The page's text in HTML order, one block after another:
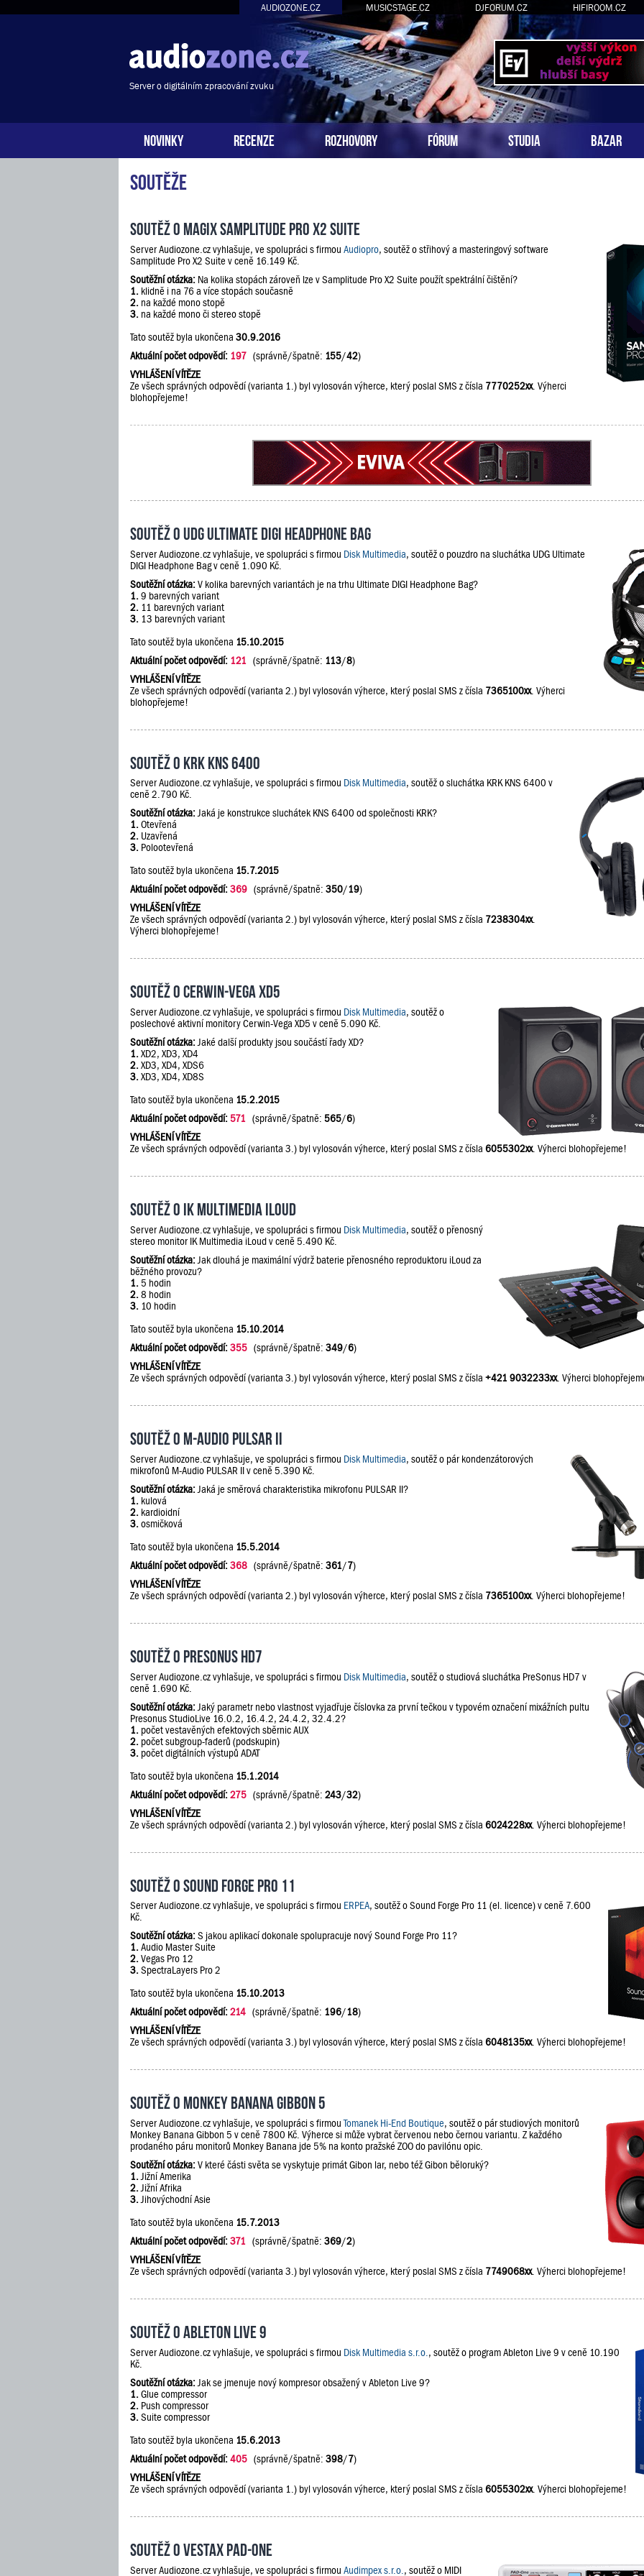
AUDIOZONE.CZ MUSICSTAGE.CZ DJFORUM.CZ HIFIROOM.CZ
Server o digitálním zpracování zvuku
NOVINKY RECENZE ROZHOVORY FÓRUM STUDIA BAZAR
Soutěže
Soutěž o Magix Samplitude Pro X2 Suite
Server Audiozone.cz vyhlašuje, ve spolupráci s firmou Audiopro, soutěž o střihový a masteringový software
Samplitude Pro X2 Suite v ceně 16.149 Kč.
Soutěžní otázka: Na kolika stopách zároveň lze v Samplitude Pro X2 Suite použít spektrální čištění?
1. klidně i na 76 a více stopách současně
2. na každé mono stopě
3. na každé mono či stereo stopě
Tato soutěž byla ukončena 30.9.2016
Aktuální počet odpovědí: 197 (správně/špatně: 155/42)
VYHLÁŠENÍ VÍTĚZE
Ze všech správných odpovědí (varianta 1.) byl vylosován výherce, který poslal SMS z čísla 7770252xx. Výherci
blohopřejeme!
Soutěž o UDG Ultimate DIGI Headphone Bag
Server Audiozone.cz vyhlašuje, ve spolupráci s firmou Disk Multimedia, soutěž o pouzdro na sluchátka UDG Ultimate
DIGI Headphone Bag v ceně 1.090 Kč.
Soutěžní otázka:V kolika barevných variantách je na trhu Ultimate DIGI Headphone Bag?
1. 9 barevných variant
2. 11 barevných variant
3. 13 barevných variant
Tato soutěž byla ukončena 15.10.2015
Aktuální počet odpovědí: 121 (správně/špatně: 113/8)
VYHLÁŠENÍ VÍTĚZE
Ze všech správných odpovědí (varianta 2.) byl vylosován výherce, který poslal SMS z čísla 7365100xx. Výherci
blohopřejeme!
Soutěž o KRK KNS 6400
Server Audiozone.cz vyhlašuje, ve spolupráci s firmou Disk Multimedia, soutěž o sluchátka KRK KNS 6400 v
ceně 2.790 Kč.
Soutěžní otázka:Jaká je konstrukce sluchátek KNS 6400 od společnosti KRK?
1.Otevřená
2. Uzavřená
3. Polootevřená
Tato soutěž byla ukončena 15.7.2015
Aktuální počet odpovědí:369 (správně/špatně: 350/19)
VYHLÁŠENÍ VÍTĚZE
Ze všech správných odpovědí (varianta 2.) byl vylosován výherce, který poslal SMS z čísla 7238304xx.
Výherci blohopřejeme!
Soutěž o Cerwin-Vega XD5
Server Audiozone.cz vyhlašuje, ve spolupráci s firmou Disk Multimedia, soutěž o
poslechové aktivní monitory Cerwin-Vega XD5 v ceně 5.090 Kč.
Soutěžní otázka: Jaké další produkty jsou součástí řady XD?
1. XD2, XD3, XD4
2. XD3, XD4, XDS6
3. XD3, XD4, XD8S
Tato soutěž byla ukončena 15.2.2015
Aktuální počet odpovědí:571 (správně/špatně: 565/6)
VYHLÁŠENÍ VÍTĚZE
Ze všech správných odpovědí (varianta 3.) byl vylosován výherce, který poslal SMS z čísla 6055302xx. Výherci blohopřejeme!
Soutěž o IK Multimedia iLoud
Server Audiozone.cz vyhlašuje, ve spolupráci s firmou Disk Multimedia, soutěž o přenosný
stereo monitor IK Multimedia iLoud v ceně 5.490 Kč.
Soutěžní otázka: Jak dlouhá je maximální výdrž baterie přenosného reproduktoru iLoud za
běžného provozu?
1. 5 hodin
2. 8 hodin
3. 10 hodin
Tato soutěž byla ukončena 15.10.2014
Aktuální počet odpovědí:355 (správně/špatně: 349/6)
VYHLÁŠENÍ VÍTĚZE
Ze všech správných odpovědí (varianta 3.) byl vylosován výherce, který poslal SMS z čísla +421 9032233xx. Výherci
Soutěž o M-Audio PULSAR II
Server Audiozone.cz vyhlašuje, ve spolupráci s firmou Disk Multimedia, soutěž o pár kondenzátorových
mikrofonů M-Audio PULSAR II v ceně 5.390 Kč.
Soutěžní otázka: Jaká je směrová charakteristika mikrofonu PULSAR II?
1. kulová
2. kardioidní
3. osmičková
Tato soutěž byla ukončena 15.5.2014
Aktuální počet odpovědí:368 (správně/špatně: 361/7)
VYHLÁŠENÍ VÍTĚZE
Ze všech správných odpovědí (varianta 2.) byl vylosován výherce, který poslal SMS z čísla 7365100xx. Výherci blohopřejeme!
Soutěž o PreSonus HD7
Server Audiozone.cz vyhlašuje, ve spolupráci s firmou Disk Multimedia, soutěž o studiová sluchátka PreSonus HD7 v
ceně 1.690 Kč.
Soutěžní otázka: Jaký parametr nebo vlastnost vyjadřuje číslovka za první tečkou v typovém označení mixážních pultu
Presonus StudioLive 16.0.2, 16.4.2, 24.4.2, 32.4.2?
1. počet vestavěných efektových sběrnic AUX
2. počet subgroup-faderů (podskupin)
3. počet digitálních výstupů ADAT
Tato soutěž byla ukončena 15.1.2014
Aktuální počet odpovědí:275 (správně/špatně: 243/32)
VYHLÁŠENÍ VÍTĚZE
Ze všech správných odpovědí (varianta 2.) byl vylosován výherce, který poslal SMS z čísla 6024228xx. Výherci blohopřejeme!
Soutěž o Sound Forge Pro 11
Server Audiozone.cz vyhlašuje, ve spolupráci s firmou ERPEA, soutěž o Sound Forge Pro 11 (el. licence) v ceně 7.600
Kč.
Soutěžní otázka:S jakou aplikací dokonale spolupracuje nový Sound Forge Pro 11?
1.Audio Master Suite
2.Vegas Pro 12
3.SpectraLayers Pro 2
Tato soutěž byla ukončena 15.10.2013
Aktuální počet odpovědí:214 (správně/špatně: 196/18)
VYHLÁŠENÍ VÍTĚZE
Ze všech správných odpovědí (varianta 3.) byl vylosován výherce, který poslal SMS z čísla 6048135xx. Výherci blohopřejeme!
Soutěž o Monkey Banana Gibbon 5
Server Audiozone.cz vyhlašuje, ve spolupráci s firmouTomanek Hi-End Boutique, soutěž o pár studiových monitorů
Monkey Banana Gibbon 5 v ceně 7800 Kč. Výherce si může vybrat červenou nebo černou variantu. Z každého
prodaného páru monitorů Monkey Banana jde 5% na konto pražské ZOO do pavilónu opic.
Soutěžní otázka:V které části světa se vyskytuje primát Gibon lar, nebo též Gibon běloruký?
1. Jižní Amerika
2. Jižní Afrika
3. Jihovýchodní Asie
Tato soutěž byla ukončena 15.7.2013
Aktuální počet odpovědí:371 (správně/špatně: 369/2)
VYHLÁŠENÍ VÍTĚZE
Ze všech správných odpovědí (varianta 3.) byl vylosován výherce, který poslal SMS z čísla 7749068xx. Výherci blohopřejeme!
Soutěž o Ableton Live 9
Server Audiozone.cz vyhlašuje, ve spolupráci s firmou Disk Multimedia s.r.o. , soutěž o program Ableton Live 9 v ceně 10.190
Kč.
Soutěžní otázka: Jak se jmenuje nový kompresor obsažený v Ableton Live 9?
1. Glue compressor
2. Push compressor
3. Suite compressor
Tato soutěž byla ukončena 15.6.2013
Aktuální počet odpovědí:405 (správně/špatně: 398/7)
VYHLÁŠENÍ VÍTĚZE
Ze všech správných odpovědí (varianta 1.) byl vylosován výherce, který poslal SMS z čísla 6055302xx. Výherci blohopřejeme!
Soutěž o Vestax PAD-One
Server Audiozone.cz vyhlašuje, ve spolupráci s firmou Audimpex s.r.o. , soutěž o MIDI